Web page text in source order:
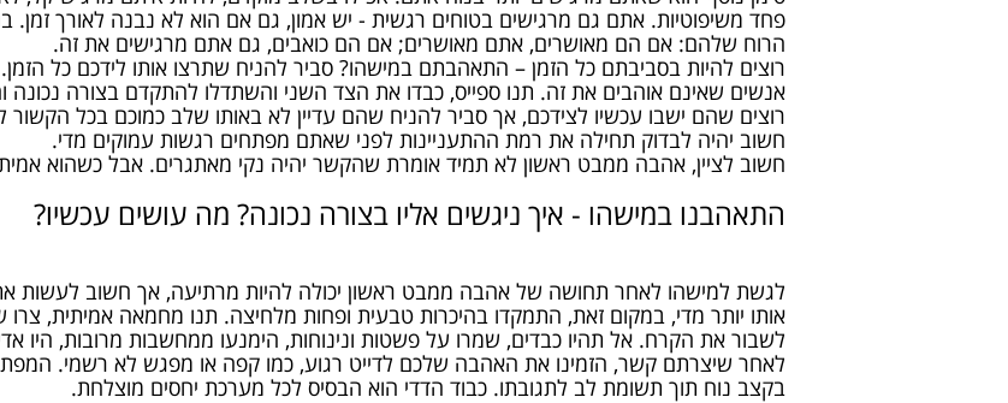
פחד משיפוטיות. אתם גם מרגישים בטוחים רגשית - יש אמון, גם אם הוא לא נבנה לאורך
הרוח שלהם: אם הם מאושרים, אתם מאושרים; אם הם כואבים, גם אתם מרגישים את זה.
רוצים להיות בסביבתם כל הזמן – התאהבתם במישהו? סביר להניח שתרצו אותו לידכם כל הזמן.
אנשים שאינם אוהבים את זה. תנו ספייס, כבדו את הצד השני והשתדלו להתקדם בצורה נכונה
רוצים שהם ישבו עכשיו לצידכם, אך סביר להניח שהם עדיין לא באותו שלב כמוכם בכל הקשור
חשוב יהיה לבדוק תחילה את רמת ההתעניינות לפני שאתם מפתחים רגשות עמוקים מדי.
חשוב לציין, אהבה ממבט ראשון לא תמיד אומרת שהקשר יהיה נקי מאתגרים. אבל כשהוא
התאהבנו במישהו - איך ניגשים אליו בצורה נכונה? מה עושים עכשיו?
לגשת למישהו לאחר תחושה של אהבה ממבט ראשון יכולה להיות מרתיעה, אך חשוב לעשות את
אותו יותר מדי, במקום זאת, התמקדו בהיכרות טבעית ופחות מלחיצה. תנו מחמאה אמיתית, צרו
לשבור את הקרח. אל תהיו כבדים, שמרו על פשטות ונינוחות, הימנעו ממחשבות מרובות, היו
לאחר שיצרתם קשר, הזמינו את האהבה שלכם לדייט רגוע, כמו קפה או מפגש לא רשמי.
בקצב נוח תוך תשומת לב לתגובתו. כבוד הדדי הוא הבסיס לכל מערכת יחסים מוצלחת.